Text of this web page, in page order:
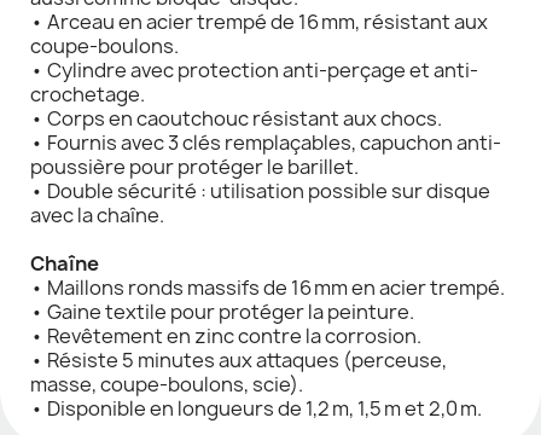
• Arceau en acier trempé de 16 mm, résistant aux
coupe-boulons.
• Cylindre avec protection anti-perçage et anti-
crochetage.
• Corps en caoutchouc résistant aux chocs.
• Fournis avec 3 clés remplaçables, capuchon anti-
poussière pour protéger le barillet.
• Double sécurité : utilisation possible sur disque
avec la chaîne.
Chaîne
• Maillons ronds massifs de 16 mm en acier trempé.
• Gaine textile pour protéger la peinture.
• Revêtement en zinc contre la corrosion.
• Résiste 5 minutes aux attaques (perceuse,
masse, coupe-boulons, scie).
• Disponible en longueurs de 1,2 m, 1,5 m et 2,0 m.